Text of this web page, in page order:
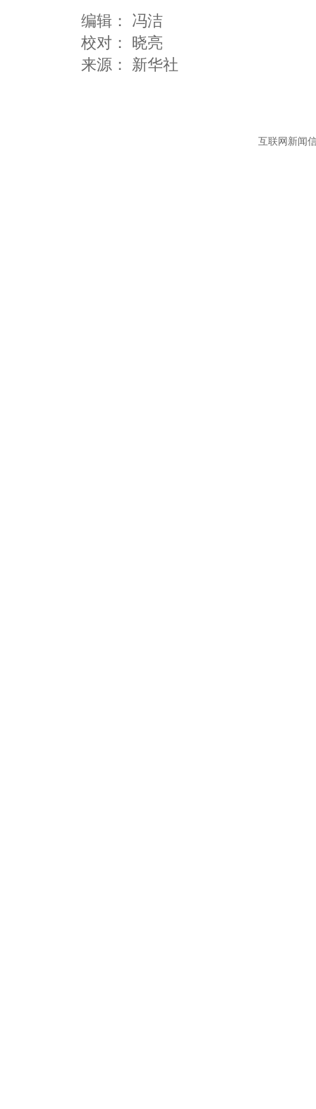
编辑： 冯洁
校对： 晓亮
互联网新闻